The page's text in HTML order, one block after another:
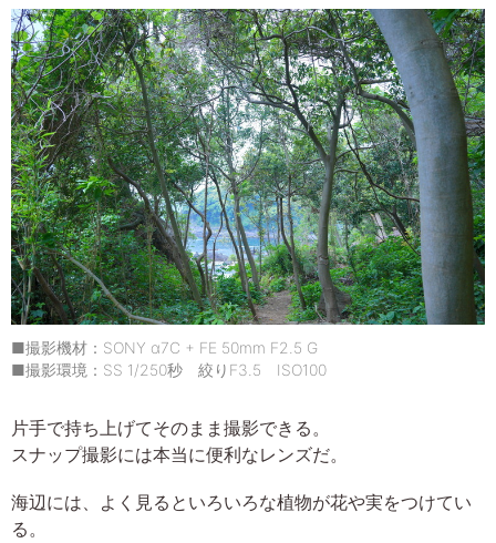
■撮影機材：SONY α7C + FE 50mm F2.5 G
■撮影環境：SS 1/250秒 絞りF3.5 ISO100
片手で持ち上げてそのまま撮影できる。
スナップ撮影には本当に便利なレンズだ。
海辺には、よく見るといろいろな植物が花や実をつけてい
る。